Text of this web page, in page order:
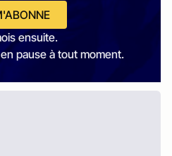
ensuite.
pause à tout moment.